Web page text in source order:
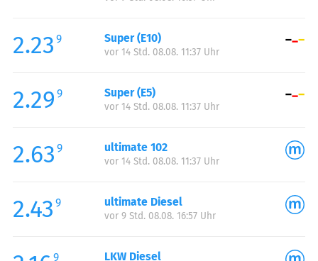
Samstag:
00:00-24:00
Sonntag:
2.23 9 Super (E10)
vor 14 Std. 08.08. 11:37 Uhr
2.29 9 Super (E5)
vor 14 Std. 08.08. 11:37 Uhr
2.63 9 ultimate 102
vor 14 Std. 08.08. 11:37 Uhr
2.43 9 ultimate Diesel
vor 9 Std. 08.08. 16:57 Uhr
9 LKW Diesel